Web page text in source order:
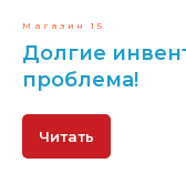
Магазин 15
Долгие
проблема!
Читать